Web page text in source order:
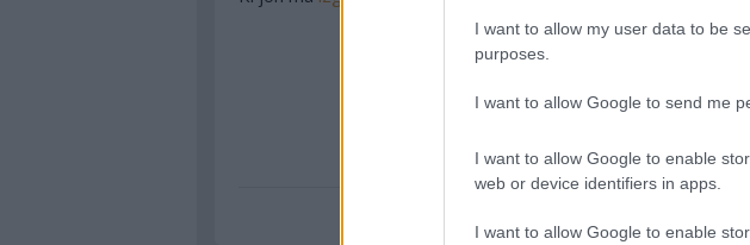
I want to allow my user data to be
purposes.
I want to allow Google to send me
I want to allow Google to enable
web or device identifiers in apps.
I want to allow Google to enable
gasztronómia 2012 kecskesajt